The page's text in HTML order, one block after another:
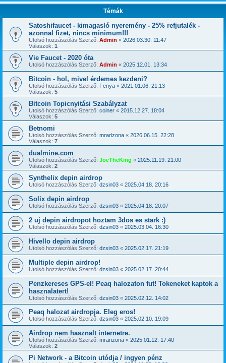
Témák
Satoshifaucet - kimagasló nyeremény - 25% refjutalék -
azonnal fizet, nincs minimum!!!
Utolsó hozzászólás Szerző: Admin « 2026.03.30. 11:47
Válaszok: 1
Vie Faucet - 2020 óta
Utolsó hozzászólás Szerző: Admin « 2025.12.01. 13:34
Bitcoin - hol, mivel érdemes kezdeni?
Utolsó hozzászólás Szerző: Fenya « 2021.01.06. 21:13
Válaszok: 5
Bitcoin Topicnyitási Szabályzat
Utolsó hozzászólás Szerző: coiner « 2015.12.27. 18:04
Válaszok: 5
Betnomi
Utolsó hozzászólás Szerző: mrarizona « 2026.06.15. 22:28
Válaszok: 7
dualmine.com
Utolsó hozzászólás Szerző: JoeTheKing « 2025.11.19. 21:00
Válaszok: 2
Synthelix depin airdrop
Utolsó hozzászólás Szerző: dzsin03 « 2025.04.18. 20:16
Solix depin airdrop
Utolsó hozzászólás Szerző: dzsin03 « 2025.04.18. 20:07
2 uj depin airdropot hoztam 3dos es stark :)
Utolsó hozzászólás Szerző: dzsin03 « 2025.03.04. 16:30
Hivello depin airdrop
Utolsó hozzászólás Szerző: dzsin03 « 2025.02.17. 21:19
Multiple depin airdrop!
Utolsó hozzászólás Szerző: dzsin03 « 2025.02.17. 20:44
Penzkereses GPS-el! Peaq halozaton fut! Tokeneket kaptok a
hasznalatert!
Utolsó hozzászólás Szerző: dzsin03 « 2025.02.12. 14:02
Peaq halozat airdropja. Eleg eros!
Utolsó hozzászólás Szerző: dzsin03 « 2025.02.10. 19:09
Airdrop nem hasznalt internetre.
Utolsó hozzászólás Szerző: mrarizona « 2025.01.12. 17:40
Válaszok: 2
Pi Network - a Bitcoin utódja / ingyen pénz